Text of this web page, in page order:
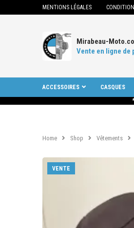
MENTIONS LÉGALES
Mirabeau-
Vente en ligne de
ACCESSOIRES CASQUES
Home Shop Vêtements
VENTE